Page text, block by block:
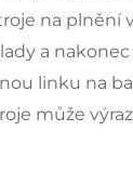
na plnění
a
linku na
může